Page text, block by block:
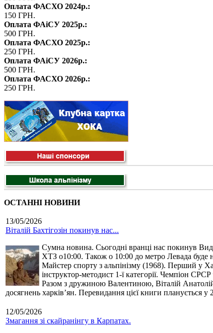
Оплата ФАСХО 2024р.:
150 ГРН.
Оплата ФАіСУ 2025р.:
500 ГРН.
Оплата ФАСХО 2025р.:
250 ГРН.
Оплата ФАіСУ 2026р.:
500 ГРН.
Оплата ФАСХО 2026р.:
250 ГРН.
ОСТАННІ НОВИНИ
13/05/2026
Віталій Бахтігозін покинув нас...
Сумна новина. Сьогодні вранці нас покинув
ХТЗ о10:00. Також о 10:00 до метро Левада буде
Майстер спорту з альпінізму (1968). Перший у
інструктор-методист 1-ї категорії. Чемпіон
Разом з дружиною Валентиною, Віталій
досягнень харків’ян. Перевидання цієї книги планується
12/05/2026
Змагання зі скайранінгу в Карпатах.